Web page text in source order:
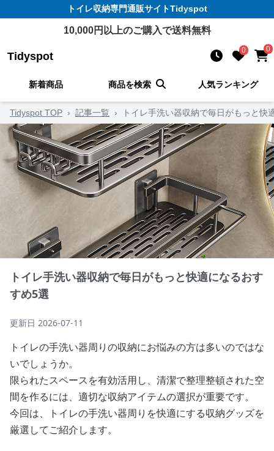
トイレ収納専門通販サイトTidyspot
10,000円以上のご購入で送料無料
Tidyspot 0 0
新着商品 商品を検索 人気ランキング
Tidyspot TOP › 記事一覧 › トイレ手洗い器収納で毎日がもっと快
トイレ手洗い器収納で毎日がもっと快適になるおす
すめ5選
更新日 2026-07-11
トイレの手洗い器周りの収納にお悩みの方は多いのではな
いでしょうか。
限られたスペースを有効活用し、清潔で整理整頓された空
間を作るには、適切な収納アイテムの選択が重要です。
今回は、トイレの手洗い器周りを快適にする収納グッズを
厳選してご紹介します。